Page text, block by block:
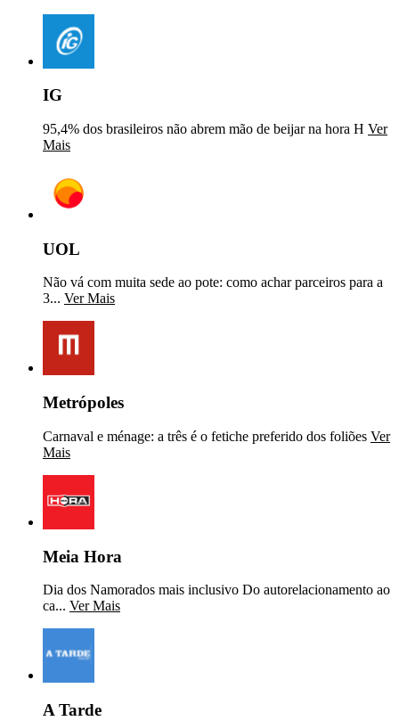
IG
95,4% dos brasileiros não abrem mão de beijar na hora H Ver
Mais
UOL
Não vá com muita sede ao pote: como achar parceiros para a
3... Ver Mais
Metrópoles
Carnaval e ménage: a três é o fetiche preferido dos foliões Ver
Mais
Meia Hora
Dia dos Namorados mais inclusivo Do autorelacionamento ao
ca... Ver Mais
A Tarde